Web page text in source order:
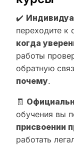
✔️
переходите к
когда
работы
обратную
почему.
🧾
обучения вы
присвоении
работать